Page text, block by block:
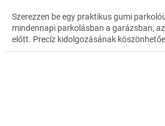
Szerezzen be egy praktikus gumi
mindennapi parkolásban a garázsban,
előtt. Precíz kidolgozásának